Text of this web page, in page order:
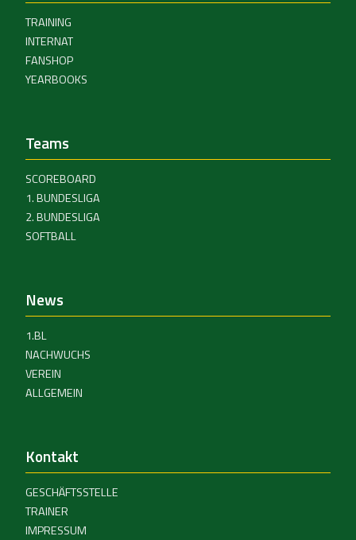
TRAINING
INTERNAT
FANSHOP
YEARBOOKS
Teams
SCOREBOARD
1. BUNDESLIGA
2. BUNDESLIGA
SOFTBALL
News
1.BL
NACHWUCHS
VEREIN
ALLGEMEIN
Kontakt
GESCHÄFTSSTELLE
TRAINER
IMPRESSUM